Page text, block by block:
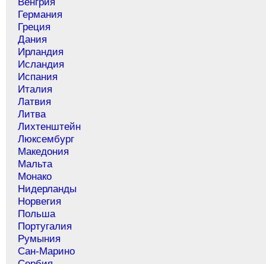
Германия
Греция
Дания
Ирландия
Исландия
Испания
Италия
Латвия
Литва
Лихтенштейн
Люксембург
Македония
Мальта
Монако
Нидерланды
Норвегия
Польша
Португалия
Румыния
Сан-Марино